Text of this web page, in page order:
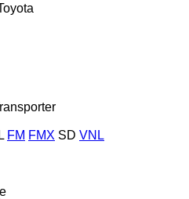
FM FMX SD VNL